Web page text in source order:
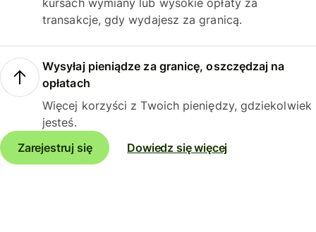
kursach wymiany lub wysokie opłaty za
transakcje, gdy wydajesz za granicą.
Wysyłaj pieniądze za granicę, oszczędzaj na
opłatach
Więcej korzyści z Twoich pieniędzy, gdziekolwiek
jesteś.
Zarejestruj się
Dowiedz się więcej